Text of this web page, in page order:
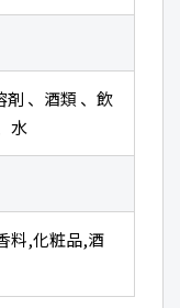
剤 、酒類 、飲
水
料,化粧品,酒